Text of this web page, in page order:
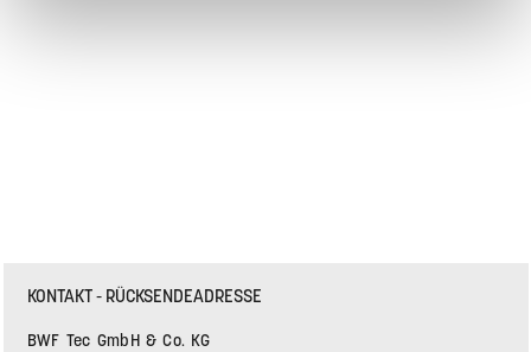
KONTAKT - RÜCKSENDEADRESSE
BWF Tec GmbH & Co. KG